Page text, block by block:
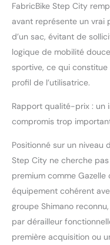
FabricBike Step City
avant représente un vrai
d’un sac, évitant de
logique de mobilité
sportive, ce qui
profil de l’utilisatrice.
Rapport qualité-prix : un
compromis trop
Positionné sur un niveau
Step City ne cherche
premium comme Gazelle
équipement cohérent
groupe Shimano
par dérailleur
première acquisition ou